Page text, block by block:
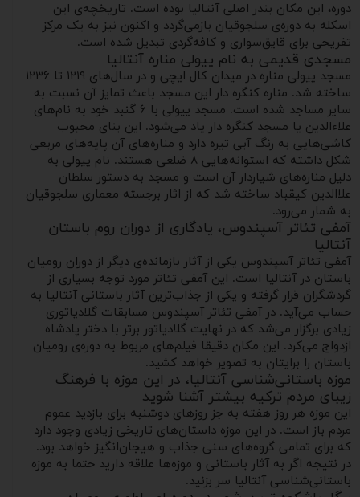
دوره، این مکان بندر اصلی آنتالیا بوده است. تاریخچه‌ی این
اسکله به دوره‌ی سلجوقیان بازمی‌گردد و اکنون نیز به یک مرکز
تفریحی برای قایق‌سواری و کافه‌گردی تبدیل شده است.
مسجدی قدیمی به نام ییولی مناره آنتالیا
مسجد ییولی مناره در میدان کال ایچی و در سال‌های ۱۲۱۹ تا ۱۲۳۶
ساخته شد. مناره کنگره ‌دار این مسجد باعث تمایز آن نسبت به
سایر مساجد شده است. مسجد ییولی با ۶ گنبد خود به نام‌های
علاءالدین یا مسجد کنگره دار یاد می‌شود. این بنای محبوب
کاشی‌هایی به رنگ آبی تیره دارد و مناره‌های آن پایه‌های مربعی
شکل داشته که استوانه‌هایی ۸ ضلعی هستند. نام ییولی به
دلیل مناره‌های شیاردار آن است و مسجد به دستور سلطان
علاالدین کیقباد ساخته شد که از اثار برجسته معماری سلجوقیان
به شمار می‌رود.
آمفی تئاتر آسپندوس، یادگاری از دوران روم باستان
آنتالیا
آمفی تئاتر آسپندوس یکی از آثار بازمانده‌ی دیگر از دوران رومیان
باستان در آنتالیا است. این آمفی‌ تئاتر مورد توجه بسیاری از
گردشگران قرار گرفته و یکی از جذاب‌ترین آثار باستانی آنتالیا به
حساب می‌آید. در آمفی تئاتر آسپندوس مسابقات گلادیاتوری
زیادی برگزار می‌شد که در نهایت گلادیاتور برتر با دختر پادشاه
ازدواج می‌کرد. این مکان دقیقا فیلم‌های مربوط به دوره‌ی رومیان
باستان را برایتان به تصویر خواهد کشید.
موزه باستانی‌شناسی آنتالیا، در این موزه با فرهنگ
زیبای مردم ترکیه بیشتر آشنا شوید
این موزه هر روز هفته به جز روزهای دوشنبه برای بازدید عموم
مردم باز است. در این موزه داستان‌های تاریخی زیادی وجود دارد
که برای تمامی گروه‌های سنی جذاب و هیجان‌انگیز خواهد بود.
در نتیجه اگر به آثار باستانی و موزه‌ها علاقه‌ دارید حتما به موزه
باستانی‌شناسی آنتالیا سر بزنید.